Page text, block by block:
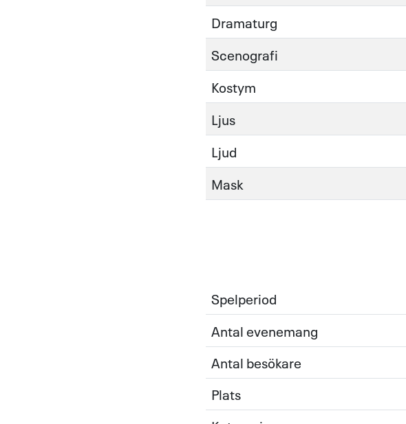
Dramaturg
Scenografi
Kostym
Ljus
Ljud
Mask
Spelperiod
Antal evenemang
Antal besökare
Plats